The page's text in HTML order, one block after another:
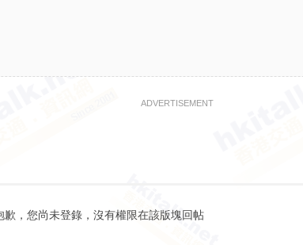
ADVERTISEMENT
歉，您尚未登錄，沒有權限在該版塊回帖